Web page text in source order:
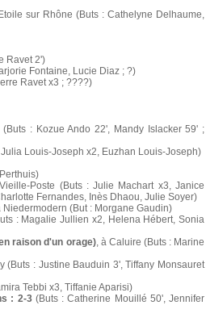
sur Rhône (Buts : Cathelyne Delhaume,
Ravet 2')
Fontaine, Lucie Diaz ; ?)
Ravet x3 ; ????)
: Kozue Ando 22', Mandy Islacker 59' ;
Louis-Joseph x2, Euzhan Louis-Joseph)
Poste (Buts : Julie Machart x3, Janice
Fernandes, Inès Dhaou, Julie Soyer)
Niedermodern (But : Morgane Gaudin)
: Magalie Jullien x2, Helena Hébert, Sonia
raison d'un orage), à Caluire (Buts : Marine
(Buts : Justine Bauduin 3', Tiffany Monsauret
Tebbi x3, Tiffanie Aparisi)
: 2-3(Buts : Catherine Mouillé 50', Jennifer